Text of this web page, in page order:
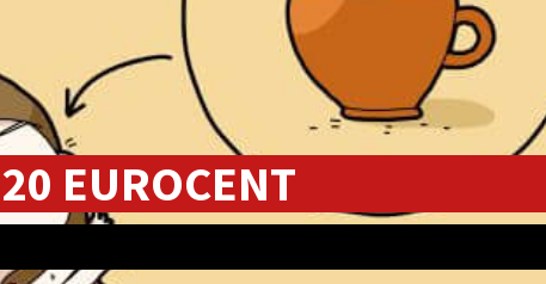
EUROCENT